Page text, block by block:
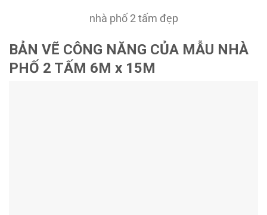
nhà phố 2 tấm đẹp
BẢN VẼ CÔNG NĂNG CỦA MẪU NHÀ
PHỐ 2 TẤM 6M x 15M